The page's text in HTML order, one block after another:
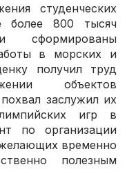
студенческих
более 800 тысяч
сформированы
в морских и
получил труд
объектов
заслужил их
игр в
по организации
временно
полезным